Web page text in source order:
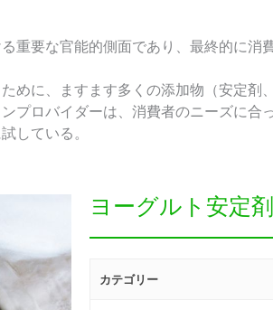
重要な官能的側面であり、最終的に消
めに、ますます多くの添加物（安定剤
プロバイダーは、消費者のニーズに合
している。
ヨーグルト安定剤
カテゴリー